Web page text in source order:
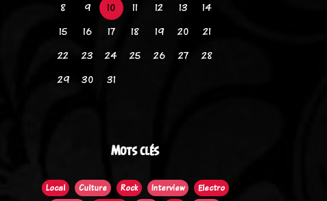
8
9 10 11 12 13
14
15
16 17 18 19 20
21
22
23 24 25 26 27
28
29
30 31
Mots clés
Local Culture Rock Interview
Electro